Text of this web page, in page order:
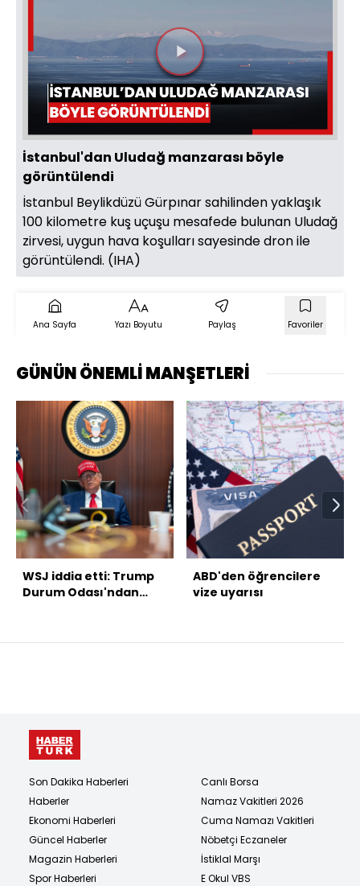
Videoyu
Oynat
İstanbul'dan Uludağ manzarası böyle
görüntülendi
İstanbul Beylikdüzü Gürpınar sahilinden yaklaşık
100 kilometre kuş uçuşu mesafede bulunan Uludağ
zirvesi, uygun hava koşulları sayesinde dron ile
görüntülendi. (IHA)
Ana Sayfa Yazı Boyutu Paylaş Favoriler
GÜNÜN ÖNEMLİ MANŞETLERİ
WSJ iddia etti: Trump
Durum Odası'ndan
ABD'den öğrencilere
vize uyarısı
Son Dakika Haberleri
Haberler
Ekonomi Haberleri
Güncel Haberler
Magazin Haberleri
Spor Haberleri
Canlı Borsa
Namaz Vakitleri 2026
Cuma Namazı Vakitleri
Nöbetçi Eczaneler
İstiklal Marşı
E Okul VBS